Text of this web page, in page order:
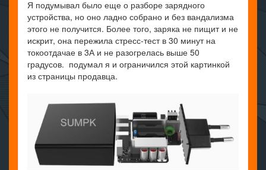
Я подумывал было еще о разборе зарядного
устройства, но оно ладно собрано и без вандализма
этого не получится. Более того, заряка не пищит и не
искрит, она пережила стресс-тест в 30 минут на
токоотдачае в 3А и не разогрелась выше 50
градусов. подумал я и ограничился этой картинкой
из страницы продавца.